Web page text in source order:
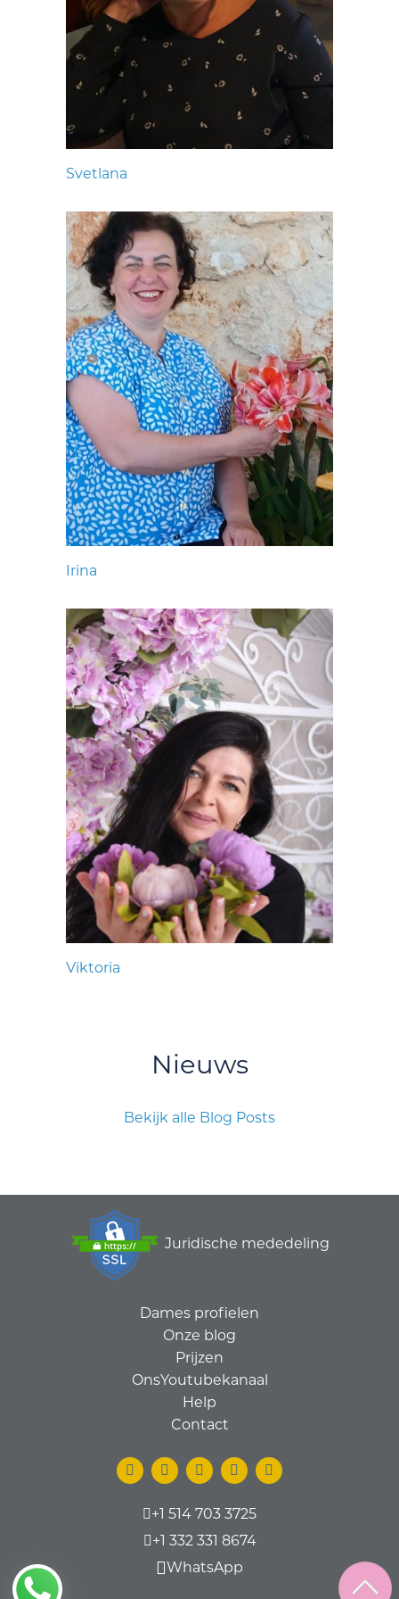
Svetlana
Irina
Viktoria
Nieuws
Bekijk alle Blog Posts
Juridische mededeling
Dames profielen
Onze blog
Prijzen
OnsYoutubekanaal
Help
Contact
+1 514 703 3725
+1 332 331 8674
WhatsApp